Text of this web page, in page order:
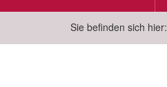
Sie befinden sich hier: